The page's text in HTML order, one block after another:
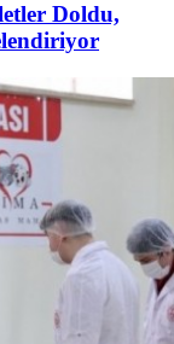
Doldu,